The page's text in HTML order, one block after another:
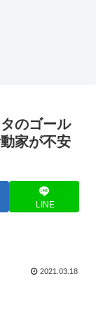
のゴール
家が不安
LINE
2021.03.18